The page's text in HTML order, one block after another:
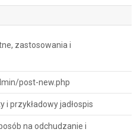
zastosowania i
post-new.php
i przykładowy jadłospis
na odchudzanie i